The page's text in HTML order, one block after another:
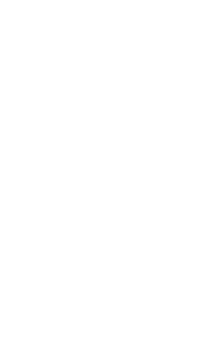
忆杀！